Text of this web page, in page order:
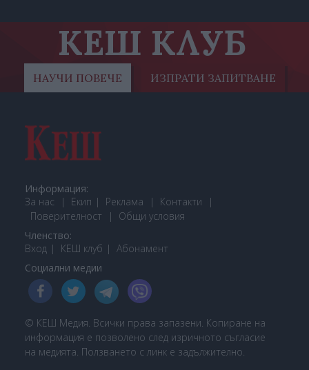
КЕШ КЛУБ
НАУЧИ ПОВЕЧЕ ИЗПРАТИ ЗАПИТВАНЕ
Информация:
За нас
Екип Реклама
Контакти
Поверителност
Общи условия
Членство:
Вход
КЕШ клуб Абонамент
Социални медии
© КЕШ Медия. Всички права запазени. Копиране на
информация е позволено след изричното съгласие
на медията. Ползването с линк е задължително.